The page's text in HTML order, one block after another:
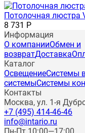
Потолочная люстра
8 731 Р
Информация
О компанииОбмен и
возвратДоставка
Каталог
ОсвещениеСистемы
системыСистемы
Контакты
Москва, ул. 1-я
+7 (495) 414-46-46
info@intario.ru
Пн-Пт 10:00—17:00